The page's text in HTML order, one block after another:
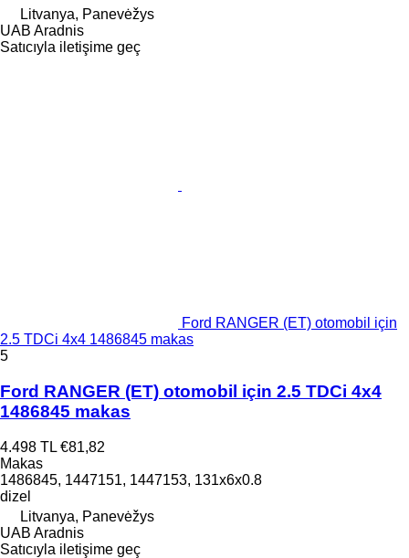
Litvanya, Panevėžys
UAB Aradnis
Satıcıyla iletişime geç
Ford RANGER (ET) otomobil için
2.5 TDCi 4x4 1486845 makas
5
Ford RANGER (ET) otomobil için 2.5 TDCi 4x4
1486845 makas
4.498 TL €81,82
Makas
1486845, 1447151, 1447153, 131x6x0.8
dizel
Litvanya, Panevėžys
UAB Aradnis
Satıcıyla iletişime geç